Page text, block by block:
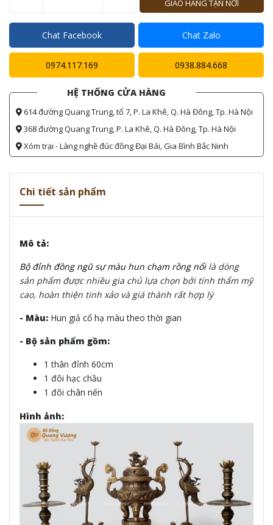
GIAO HÀNG TẬN NƠI
Chat Facebook Chat Zalo
0974.117.169 0938.884.668
HỆ THỐNG CỬA HÀNG
614 đường Quang Trung, tổ 7, P. La Khê, Q. Hà Đông, Tp. Hà Nội
368 đường Quang Trung, P. La Khê, Q. Hà Đông, Tp. Hà Nội
Xóm trại - Làng nghề đúc đồng Đại Bái, Gia Bình Bắc Ninh
Chi tiết sản phẩm
Mô tả:
Bộ đỉnh đồng ngũ sự màu hun chạm rồng nổilà dòng
sản phẩm được nhiều gia chủ lựa chọn bởi tính thẩm mỹ
cao, hoàn thiện tinh xảo và giá thành rất hợp lý
- Màu: Hun giả cổ hạ màu theo thời gian
- Bộ sản phẩm gồm:
1 thân đỉnh 60cm
1 đôi hạc chầu
1 đôi chân nến
Hình ảnh: